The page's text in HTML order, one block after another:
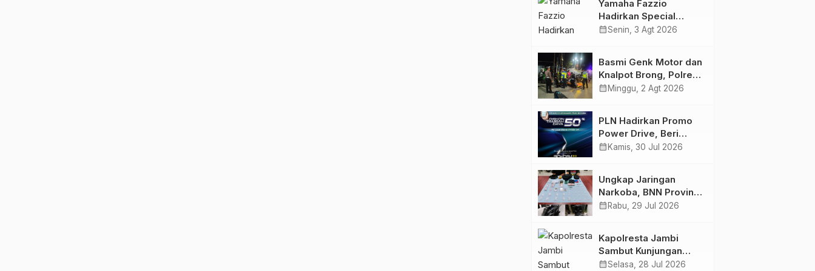
Bersama
Yamaha Fazzio
Hadirkan Special
Edition Sunset Blue,
Semakin Skena
calendar_monthSenin, 3 Agt 2026
Basmi Genk Motor dan
Knalpot Brong, Polres
Tanjab Barat Amankan
calendar_month Minggu, 2 Agt 2026
PLN Hadirkan Promo
Power Drive, Beri
Diskon Tambah Daya
calendar_month Kamis, 30 Jul 2026
Ungkap Jaringan
Narkoba, BNN Provinsi
Jambi dan Bea Cukai
Butir Ekstasi dan 146
Gram Sabu
calendar_month Rabu, 29 Jul 2026
Kapolresta Jambi
Sambut Kunjungan
Ketua dan Pengurus
calendar_monthSelasa, 28 Jul 2026